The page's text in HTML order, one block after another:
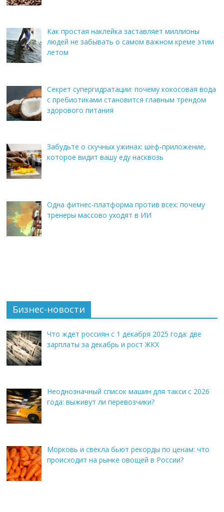
Как простая наклейка заставляет миллионы
людей не забывать о самом важном креме этим
летом
Секрет супергидратации: почему кокосовая вода
с пребиотиками становится главным трендом
здорового питания
Забудьте о скучных ужинах: шеф-приложение,
которое видит вашу еду насквозь
Одна фитнес-платформа против всех: почему
тренеры массово уходят в ИИ
Бизнес-новости
Что ждет россиян с 1 декабря 2025 года: две
зарплаты за декабрь и рост ЖКХ
Неоднозначный список машин для такси с 2026
года: выживут ли перевозчики?
Морковь и свекла бьют рекорды по ценам: что
происходит на рынке овощей в России?